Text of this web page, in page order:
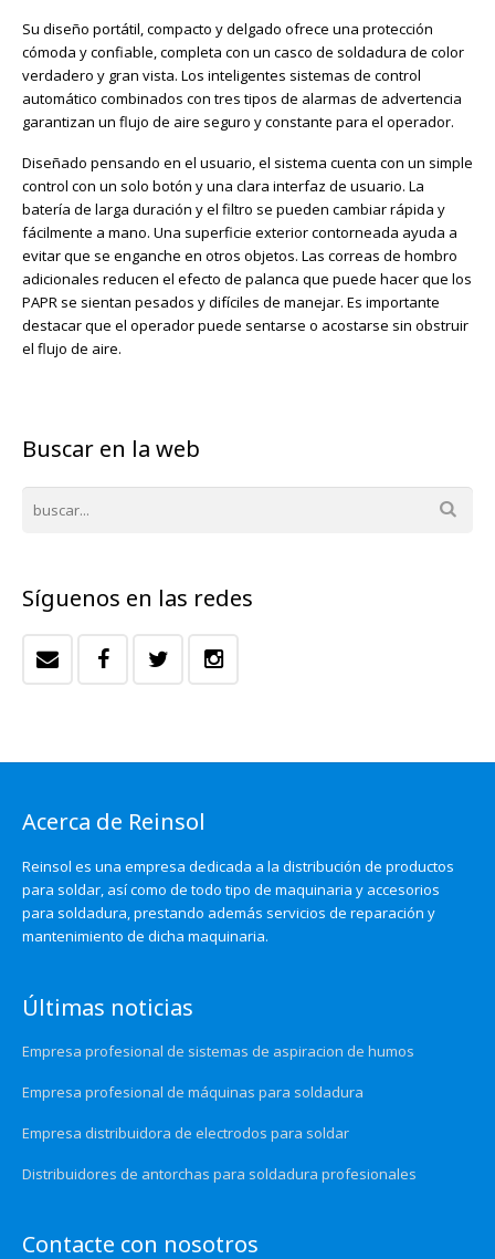
Su diseño portátil, compacto y delgado ofrece una protección
cómoda y confiable, completa con un casco de soldadura de color
verdadero y gran vista. Los inteligentes sistemas de control
automático combinados con tres tipos de alarmas de advertencia
garantizan un flujo de aire seguro y constante para el operador.
Diseñado pensando en el usuario, el sistema cuenta con un simple
control con un solo botón y una clara interfaz de usuario. La
batería de larga duración y el filtro se pueden cambiar rápida y
fácilmente a mano. Una superficie exterior contorneada ayuda a
evitar que se enganche en otros objetos. Las correas de hombro
adicionales reducen el efecto de palanca que puede hacer que los
PAPR se sientan pesados ​​y difíciles de manejar. Es importante
destacar que el operador puede sentarse o acostarse sin obstruir
el flujo de aire.
Buscar en la web
Síguenos en las redes
Acerca de Reinsol
Reinsol es una empresa dedicada a la distribución de productos
para soldar, así como de todo tipo de maquinaria y accesorios
para soldadura, prestando además servicios de reparación y
mantenimiento de dicha maquinaria.
Últimas noticias
Empresa profesional de sistemas de aspiracion de humos
Empresa profesional de máquinas para soldadura
Empresa distribuidora de electrodos para soldar
Distribuidores de antorchas para soldadura profesionales
Contacte con nosotros